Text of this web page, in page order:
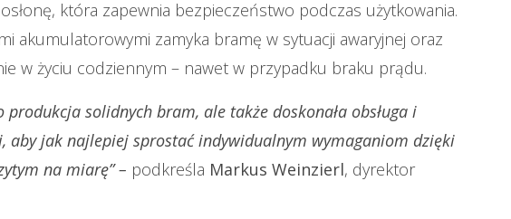
która zapewnia bezpieczeństwo podczas użytkowania.
akumulatorowymi zamyka bramę w sytuacji awaryjnej oraz
w życiu codziennym – nawet w przypadku braku prądu.
solidnych bram, ale także doskonała obsługa i
aby jak najlepiej sprostać indywidualnym wymaganiom dzięki
na miarę” – podkreśla Markus Weinzierl, dyrektor